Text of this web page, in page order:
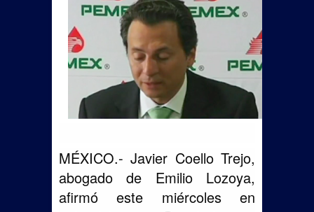
MÉXICO.- Javier Coello Trejo,
abogado de Emilio Lozoya,
afirmó este miércoles en